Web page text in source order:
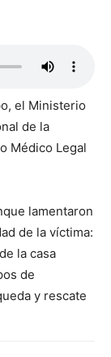
el Ministerio
de la
Médico Legal
lamentaron
de la víctima:
la casa
de
y rescate